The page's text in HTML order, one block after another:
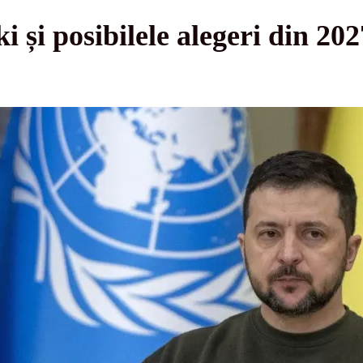
și posibilele alegeri din